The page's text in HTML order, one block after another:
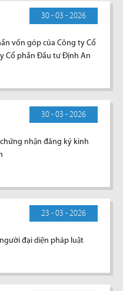
30 - 03 - 2026
vốn góp của Công ty Cổ
Cổ phần Đầu tư Định An
30 - 03 - 2026
nhận đăng ký kinh
23 - 03 - 2026
đại diện pháp luật